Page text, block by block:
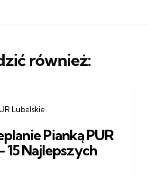
również:
Lubelskie
Pianką PUR
15 Najlepszych